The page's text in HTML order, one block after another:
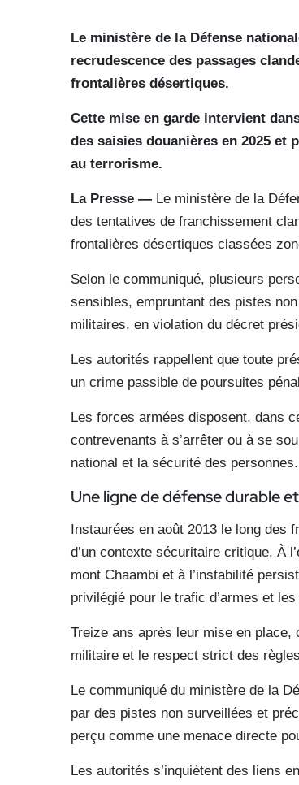
Le ministère de la Défense
recrudescence des passages
frontalières désertiques.
Cette mise en garde intervient
des saisies douanières en 2025
au terrorisme.
La Presse — Le ministère de la
des tentatives de franchissement
frontalières désertiques classées
Selon le communiqué, plusieurs
sensibles, empruntant des pistes
militaires, en violation du décret
Les autorités rappellent que toute
un crime passible de poursuites
Les forces armées disposent, dans
contrevenants à s’arrêter ou à se
national et la sécurité des personnes.
Une ligne de défense durable
Instaurées en août 2013 le long des
d’un contexte sécuritaire critique. À
mont Chaambi et à l’instabilité
privilégié pour le trafic d’armes et
Treize ans après leur mise en
militaire et le respect strict des
Le communiqué du ministère de la
par des pistes non surveillées et
perçu comme une menace directe
Les autorités s’inquiètent des liens